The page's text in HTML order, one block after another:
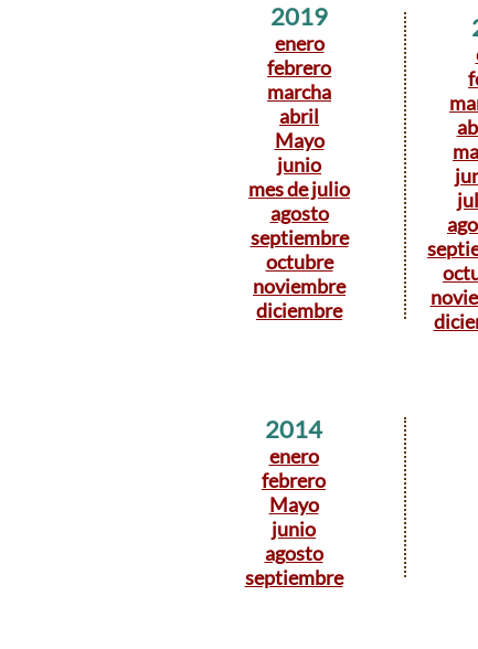
2019
enero
febrero
marcha
abril
Mayo
junio
mes de julio
agosto
septiembre
octubre
noviembre
diciembre
2014
enero
febrero
Mayo
junio
agosto
septiembre